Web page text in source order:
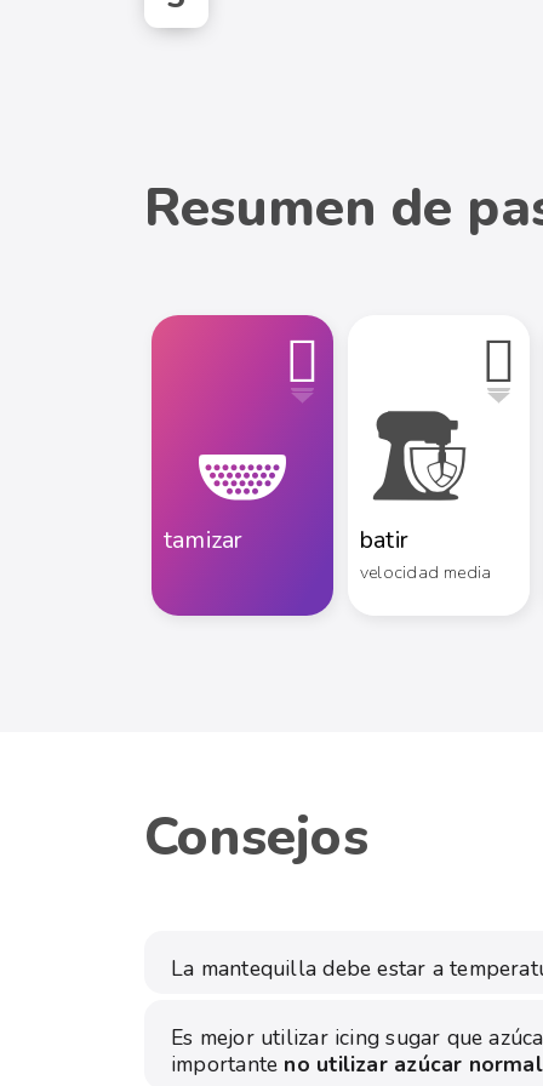
Resumen de
tamizar batir
velocidad media
Consejos
La mantequilla debe estar a
Es mejor utilizar icing sugar que
importante no utilizar azúcar